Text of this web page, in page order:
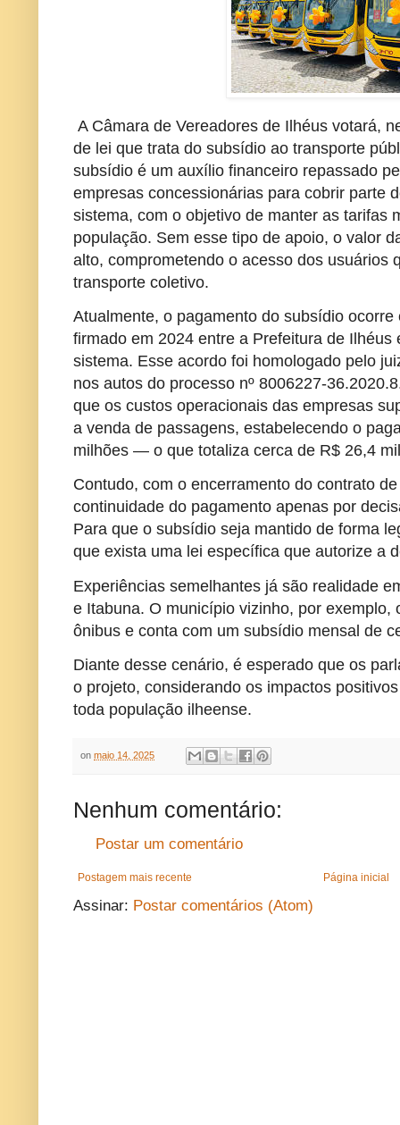
A Câmara de Vereadores de Ilhéus votará,
de lei que trata do subsídio ao transporte
subsídio é um auxílio financeiro repassado
empresas concessionárias para cobrir parte
sistema, com o objetivo de manter as tarifas
população. Sem esse tipo de apoio, o valor
alto, comprometendo o acesso dos usuários
transporte coletivo.
Atualmente, o pagamento do subsídio
firmado em 2024 entre a Prefeitura de
sistema. Esse acordo foi homologado pelo
nos autos do processo nº 8006227-
que os custos operacionais das empresas
a venda de passagens, estabelecendo o
milhões — o que totaliza cerca de R$ 26,4
Contudo, com o encerramento do contrato
continuidade do pagamento apenas por
Para que o subsídio seja mantido de forma
que exista uma lei específica que autorize a
Experiências semelhantes já são realidade
e Itabuna. O município vizinho, por exemplo,
ônibus e conta com um subsídio mensal de
Diante desse cenário, é esperado que os
o projeto, considerando os impactos
toda população ilheense.
onmaio 14, 2025
Nenhum comentário:
Postar um comentário
Postagem mais recente Página inicial
Assinar: Postar comentários (Atom)